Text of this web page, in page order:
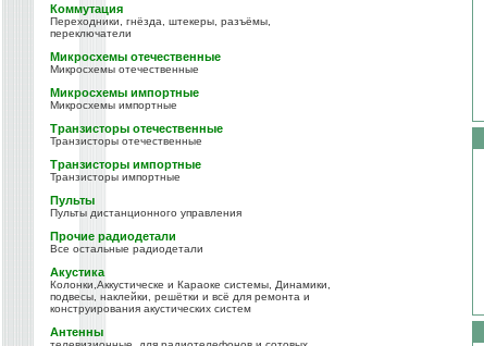
Коммутация
Переходники, гнёзда, штекеры, разъёмы,
переключатели
Микросхемы отечественные
Микросхемы отечественные
Микросхемы импортные
Микросхемы импортные
Транзисторы отечественные
Транзисторы отечественные
Транзисторы импортные
Транзисторы импортные
Пульты
Пульты дистанционного управления
Прочие радиодетали
Все остальные радиодетали
Акустика
Колонки,Аккустическе и Караоке системы, Динамики,
подвесы, наклейки, решётки и всё для ремонта и
конструирования акустических систем
Антенны